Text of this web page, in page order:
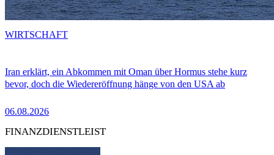
Iran erklärt, ein Abkommen mit Oman über Hormus stehe kurz
bevor, doch die Wiedereröffnung hänge von den USA ab
06.08.2026
WIRTSCHAFT
FINANZDIENSTLEIST